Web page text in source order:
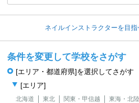
ネイルインストラクターを目
条件を変更して学校をさがす
[エリア・都道府県]を選択してさがす
[エリア]
北海道 東北 関東・甲信越 東海・北陸